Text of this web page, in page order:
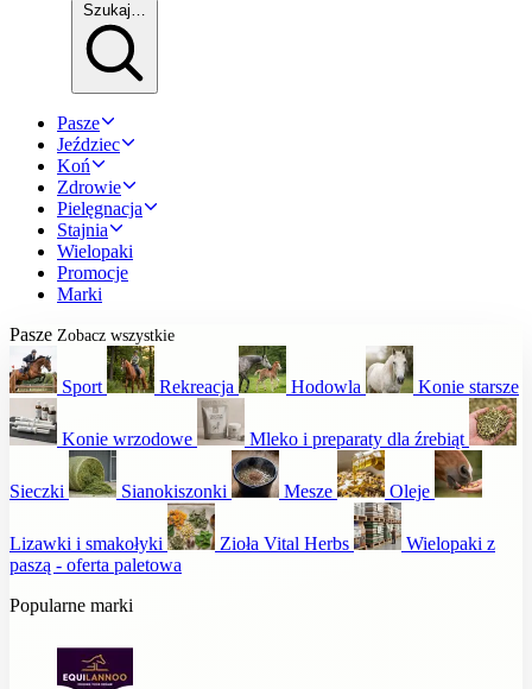
Szukaj…
Pasze
Jeździec
Koń
Zdrowie
Pielęgnacja
Stajnia
Wielopaki
Promocje
Marki
Pasze Zobacz wszystkie
Sport Rekreacja Hodowla Konie starsze
Konie wrzodowe Mleko i preparaty dla źrebiąt
Sieczki Sianokiszonki Mesze Oleje
Lizawki i smakołyki Zioła Vital Herbs
Wielopaki z
paszą - oferta paletowa
Popularne marki